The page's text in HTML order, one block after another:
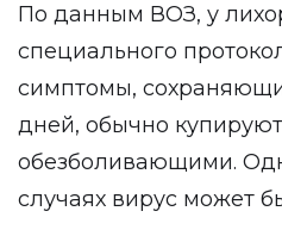
По данным ВОЗ, у
специального
симптомы,
дней, обычно
обезболивающими.
случаях вирус может